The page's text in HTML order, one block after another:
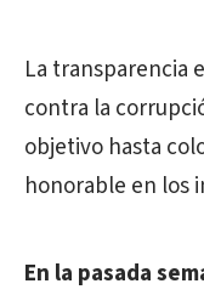
La transparencia
contra la
objetivo hasta
honorable en los
En la pasada